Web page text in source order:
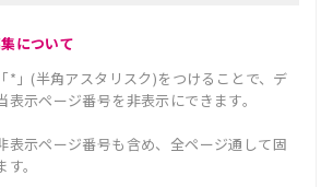
について
*」(半角アスタリスク)をつけることで、デ
示ページ番号を非表示にできます。
表示ページ番号も含め、全ページ通して固
。